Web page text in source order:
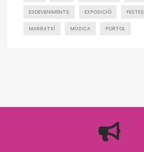
ESDEVENIMENTS EXPOSICIÓ FESTES
MARRATXÍ MÚSICA PORTOL